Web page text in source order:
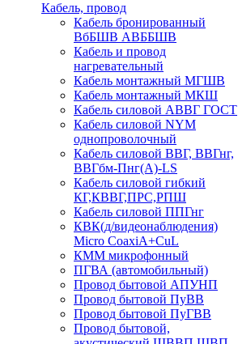
Кабель, провод
Кабель бронированный
ВбБШВ АВББШВ
Кабель и провод
нагревательный
Кабель монтажный МГШВ
Кабель монтажный МКШ
Кабель силовой АВВГ ГОСТ
Кабель силовой NYM
однопроволочный
Кабель силовой ВВГ, ВВГнг,
ВВГбм-Пнг(А)-LS
Кабель силовой гибкий
КГ,КВВГ,ПРС,РПШ
Кабель силовой ППГнг
КВК(д/видеонаблюдения)
Micro CoaxiA+CuL
КММ микрофонный
ПГВА (автомобильный)
Провод бытовой АПУНП
Провод бытовой ПуВВ
Провод бытовой ПуГВВ
Провод бытовой,